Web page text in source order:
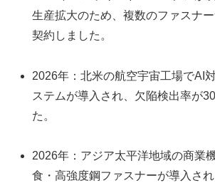
生産拡大のため、複数のファスナ
契約しました。
2026年：北米の航空宇宙工場でAI
ステムが導入され、欠陥検出率が
た。
2026年：アジア太平洋地域の商業
食・高強度鋼ファスナーが導入さ